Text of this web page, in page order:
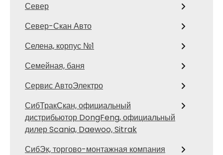
Север
Север-Скан Авто
Селена, корпус №1
Семейная, баня
Сервис АвтоЭлектро
СибТракСкан, официальный
дистрибьютор DongFeng, официальный
дилер Scania, Daewoo, Sitrak
СибЭк, торгово-монтажная компания